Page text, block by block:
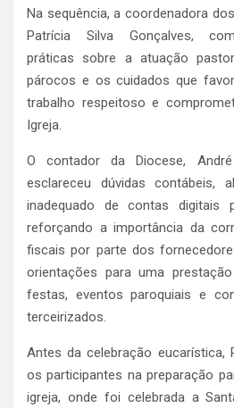
Na sequência, a coordenadora
Patrícia Silva Gonçalves,
práticas sobre a atuação
párocos e os cuidados que
trabalho respeitoso e
Igreja.
O contador da Diocese,
esclareceu dúvidas contábeis,
inadequado de contas digitais
reforçando a importância da
fiscais por parte dos
orientações para uma
festas, eventos paroquiais e
terceirizados.
Antes da celebração eucarística,
os participantes na preparação
igreja, onde foi celebrada a